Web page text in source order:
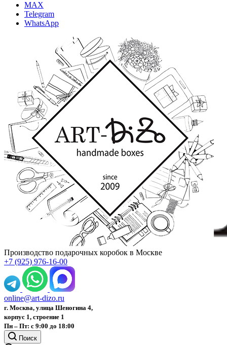
MAX
Telegram
WhatsApp
Производство подарочных коробок в Москве
+7 (925) 976-16-00
online@art-dizo.ru
г. Москва, улица Шеногина 4,
корпус 1, строение 1
Пн – Пт: с 9:00 до 18:00
Поиск